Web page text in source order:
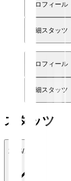
プロフィール
詳細スタッツ
プロフィール
詳細スタッツ
スタッツ
2026/27